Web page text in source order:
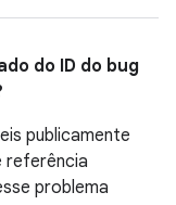
do ID do bug
publicamente
referência
problema